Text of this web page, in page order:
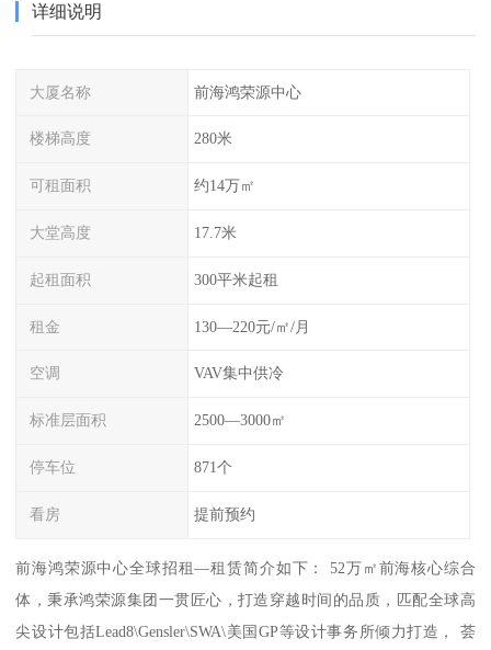
详细说明
大厦名称 前海鸿荣源中心
楼梯高度 280米
可租面积 约14万㎡
大堂高度 17.7米
起租面积 300平米起租
租金 130—220元/㎡/月
空调 VAV集中供冷
标准层面积 2500—3000㎡
停车位 871个
看房 提前预约
前海鸿荣源中心全球招租—租赁简介如下： 52万㎡前海核心综合
体，秉承鸿荣源集团一贯匠心，打造穿越时间的品质，匹配全球高
尖设计包括Lead8\Gensler\SWA\美国GP等设计事务所倾力打造， 荟